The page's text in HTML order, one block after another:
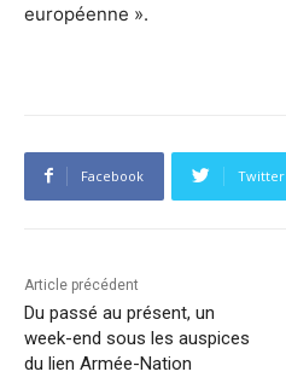
européenne ».
Facebook Twitter
Article précédent
Du passé au présent, un
week-end sous les auspices
du lien Armée-Nation